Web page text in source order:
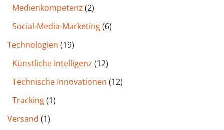
Medienkompetenz (2)
Social-Media-Marketing(6)
Technologien (19)
Künstliche Intelligenz (12)
Technische Innovationen (12)
Tracking(1)
Versand (1)